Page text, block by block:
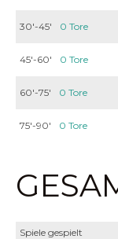
30'-45' 0 Tore
45'-60' 0 Tore
60'-75' 0 Tore
75'-90' 0 Tore
Spiele gespielt